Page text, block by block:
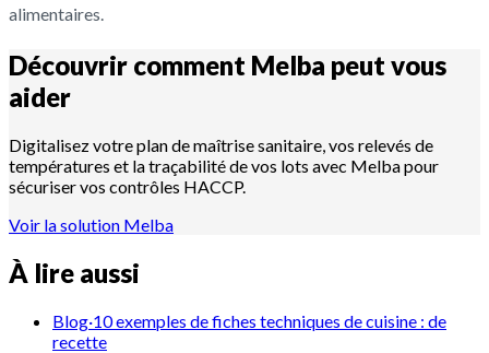
alimentaires.
Découvrir comment Melba peut vous
aider
Digitalisez votre plan de maîtrise sanitaire, vos relevés de
températures et la traçabilité de vos lots avec Melba pour
sécuriser vos contrôles HACCP.
Voir la solution Melba
À lire aussi
Blog·10 exemples de fiches techniques de cuisine : de
recette